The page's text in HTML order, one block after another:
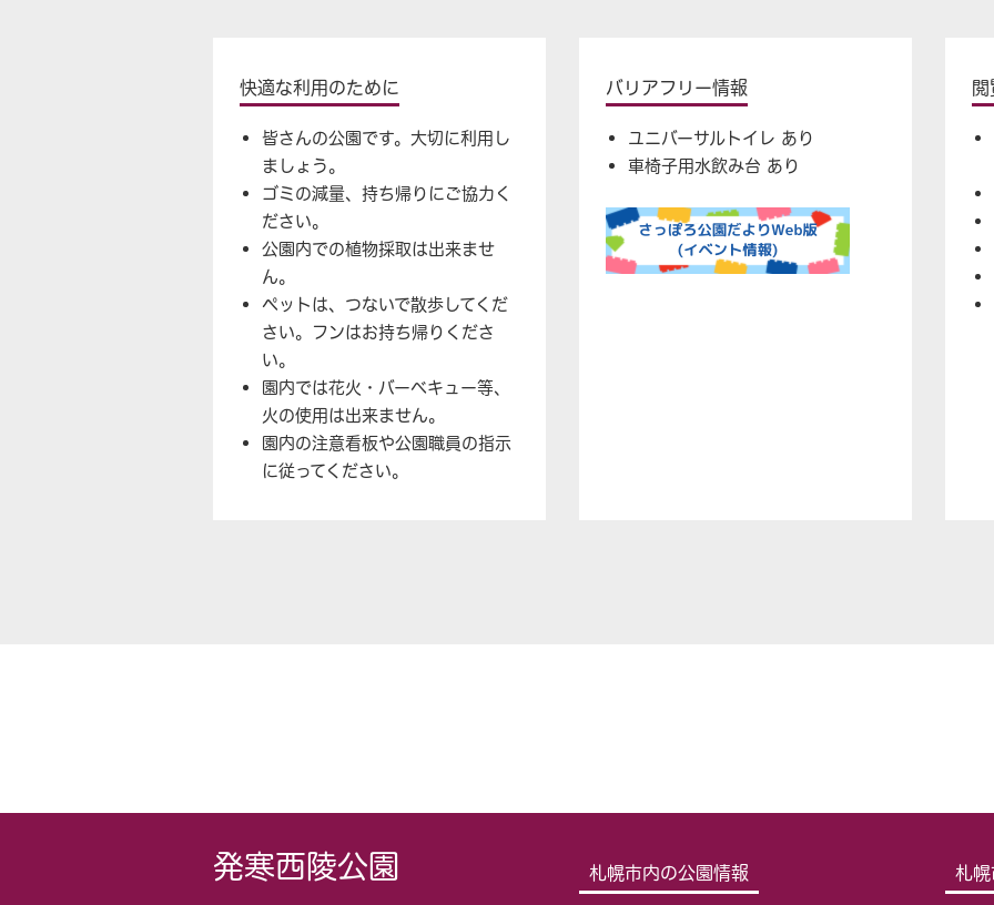
快適な利用のために
皆さんの公園です。大切に利用し
ましょう。
ゴミの減量、持ち帰りにご協力く
ださい。
公園内での植物採取は出来ませ
ん。
ペットは、つないで散歩してくだ
さい。フンはお持ち帰りくださ
い。
園内では花火・バーベキュー等、
火の使用は出来ません。
園内の注意看板や公園職員の指示
に従ってください。
バリアフリー情報
ユニバーサルトイレ あり
車椅子用水飲み台 あり
発寒西陵公園 札幌市内の公園情報 札